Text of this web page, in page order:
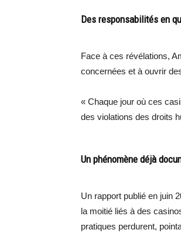
Des responsabilités en
Face à ces révélations,
concernées et à ouvrir
« Chaque jour où ces
des violations des droits
Un phénomène déjà
Un rapport publié en juin
la moitié liés à des
pratiques perdurent,